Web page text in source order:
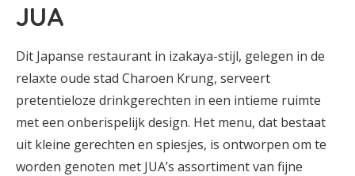
JUA
Dit Japanse restaurant in izakaya-stijl, gelegen in de
relaxte oude stad Charoen Krung, serveert
pretentieloze drinkgerechten in een intieme ruimte
met een onberispelijk design. Het menu, dat bestaat
uit kleine gerechten en spiesjes, is ontworpen om te
worden genoten met JUA’s assortiment van fijne